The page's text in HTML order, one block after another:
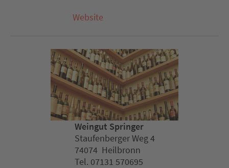
Website
Weingut Springer
Staufenberger Weg 4
74074 Heilbronn
Tel. 07131 570695